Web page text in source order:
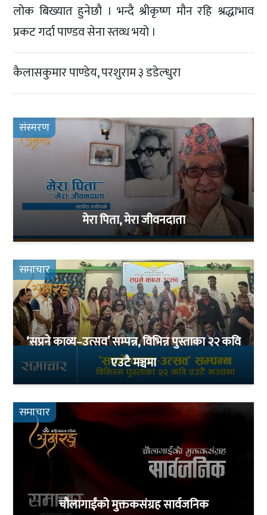
लोक बिख्यात हुनेछौ । भन्दै श्रीकृष्ण मौन रहि श्रद्धाभाव
प्रकट गर्दा पाण्डव सेना स्तव्ध भयो ।
कैलासकुमार पाण्डेय, परशुराम ३ डडेल्धुरा
संस्मरण
मेरा पिता, मेरा जीवनदाता
समाचार
‘सप्रने काव्य–उत्सव’ सम्पन्न, विभिन्न पुस्ताका २२ कवि
एउटै मञ्चमा
समाचार
चौलागाईंको मुक्तकसंग्रह सार्वजनिक